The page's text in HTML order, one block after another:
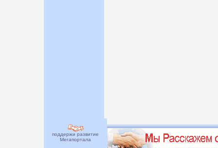
поддержи развитие
Мегапортала